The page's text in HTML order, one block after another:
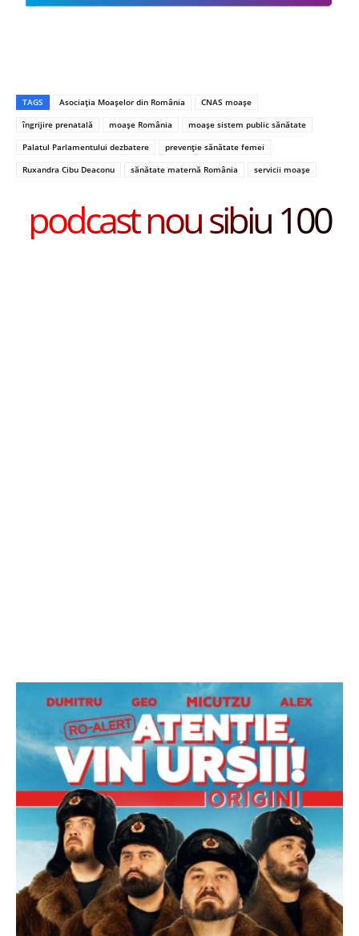
TAGS Asociația Moașelor din România
CNAS moașe
îngrijire prenatală
moașe România
moașe sistem public sănătate
Palatul Parlamentului dezbatere
prevenție sănătate femei
Ruxandra Cibu Deaconu
sănătate maternă România servicii moașe
podcast nou sibiu 100